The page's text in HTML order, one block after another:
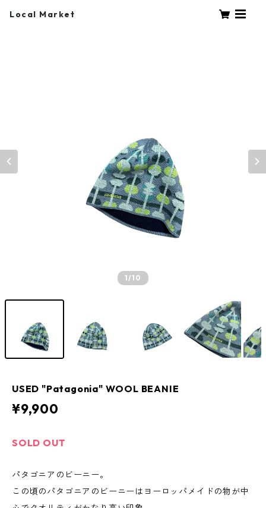
Local Market
1/10
USED "Patagonia" WOOL BEANIE
¥9,900
SOLD OUT
パタゴニアのビーニー。
この頃のパタゴニアのビーニーはヨーロッパメイドの物が中